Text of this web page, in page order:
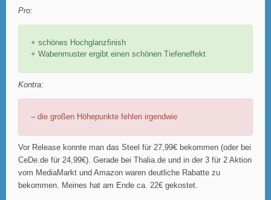
Pro:
+ schönes Hochglanzfinish
+ Wabenmuster ergibt einen schönen Tiefeneffekt
Kontra:
– die großen Höhepunkte fehlen irgendwie
Vor Release konnte man das Steel für 27,99€ bekommen (oder bei
CeDe.de für 24,99€). Gerade bei Thalia.de und in der 3 für 2 Aktion
vom MediaMarkt und Amazon waren deutliche Rabatte zu
bekommen. Meines hat am Ende ca. 22€ gekostet.